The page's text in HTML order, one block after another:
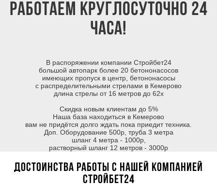
Работаем круглосуточно 24
часа!
В распоряжении компании Стройбет24
большой автопарк более 20 бетононасосов
имеющих пропуск в центр, бетононасосы
с распределительными стрелами в Кемерово
длина стрелы от 16 метров до 62х
Скидка новым клиентам до 5%
Наша база находиться в Кемерово
вам не придётся долго ждать пока приедит техника.
Доп. Оборудование 500р, труба 3 метра
шланг 4 метра - 1000р,
растворный шланг 12 метров - 3000р
Достоинства работы с нашей компанией
Стройбет24